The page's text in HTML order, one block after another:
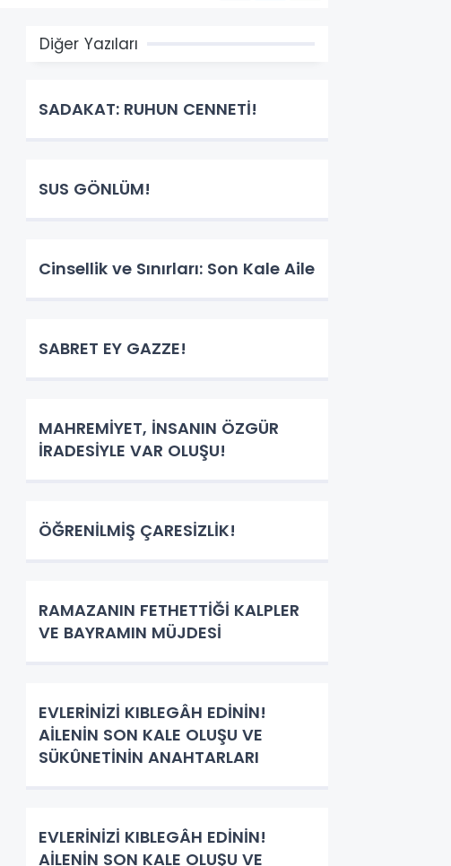
Diğer Yazıları
SADAKAT: RUHUN CENNETİ!
SUS GÖNLÜM!
Cinsellik ve Sınırları: Son Kale Aile
SABRET EY GAZZE!
MAHREMİYET, İNSANIN ÖZGÜR
İRADESİYLE VAR OLUŞU!
ÖĞRENİLMİŞ ÇARESİZLİK!
RAMAZANIN FETHETTİĞİ KALPLER
VE BAYRAMIN MÜJDESİ
EVLERİNİZİ KIBLEGÂH EDİNİN!
AİLENİN SON KALE OLUŞU VE
SÜKÛNETİNİN ANAHTARLARI
EVLERİNİZİ KIBLEGÂH EDİNİN!
AİLENİN SON KALE OLUŞU VE